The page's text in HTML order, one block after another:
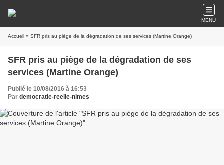
MENU
Accueil » SFR pris au piège de la dégradation de ses services (Martine Orange)
SFR pris au piège de la dégradation de ses
services (Martine Orange)
Publié le 10/08/2016 à 16:53
Par democratie-reelle-nimes